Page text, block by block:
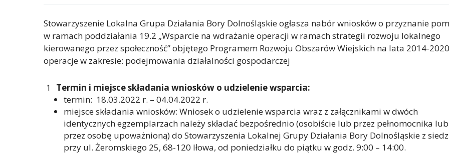
Stowarzyszenie Lokalna Grupa Działania Bory Dolnośląskie ogłasza nabór wniosków o przyznanie
w ramach poddziałania 19.2 „Wsparcie na wdrażanie operacji w ramach strategii rozwoju lokalnego
kierowanego przez społeczność” objętego Programem Rozwoju Obszarów Wiejskich na lata 2014-
operacje w zakresie: podejmowania działalności gospodarczej
Termin i miejsce składania wniosków o udzielenie wsparcia:
termin: 18.03.2022 r. – 04.04.2022 r.
miejsce składania wniosków: Wniosek o udzielenie wsparcia wraz z załącznikami w dwóch
identycznych egzemplarzach należy składać bezpośrednio (osobiście lub przez pełnomocnika lub
przez osobę upoważnioną) do Stowarzyszenia Lokalnej Grupy Działania Bory Dolnośląskie z
przy ul. Żeromskiego 25, 68-120 Iłowa, od poniedziałku do piątku w godz. 9:00 – 14:00.